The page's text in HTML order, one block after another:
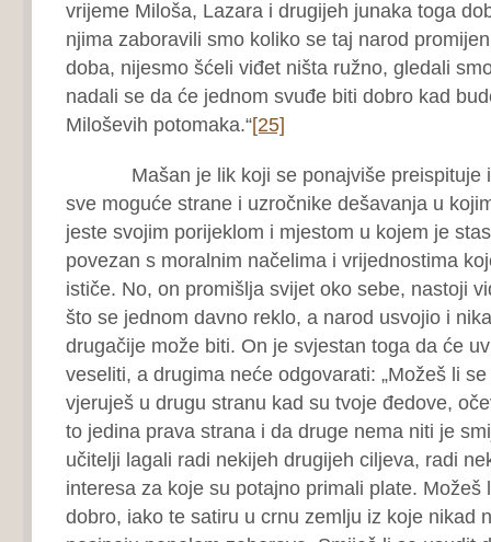
vrijeme Miloša, Lazara i drugijeh junaka toga
njima zaboravili smo koliko se taj narod
doba, nijesmo šćeli viđet ništa ružno, gledali
nadali se da će jednom svuđe biti dobro kad
Miloševih potomaka.“[25]
Mašan je lik koji se ponajviše preispituje i
sve moguće strane i uzročnike dešavanja u
jeste svojim porijeklom i mjestom u kojem je
povezan s moralnim načelima i vrijednostima
ističe. No, on promišlja svijet oko sebe, nastoji
što se jednom davno reklo, a narod usvojio i
drugačije može biti. On je svjestan toga da će
veseliti, a drugima neće odgovarati: „Možeš li
vjeruješ u drugu stranu kad su tvoje đedove,
to jedina prava strana i da druge nema niti je
učitelji lagali radi nekijeh drugijeh ciljeva, radi
interesa za koje su potajno primali plate. Možeš
dobro, iako te satiru u crnu zemlju iz koje nikad